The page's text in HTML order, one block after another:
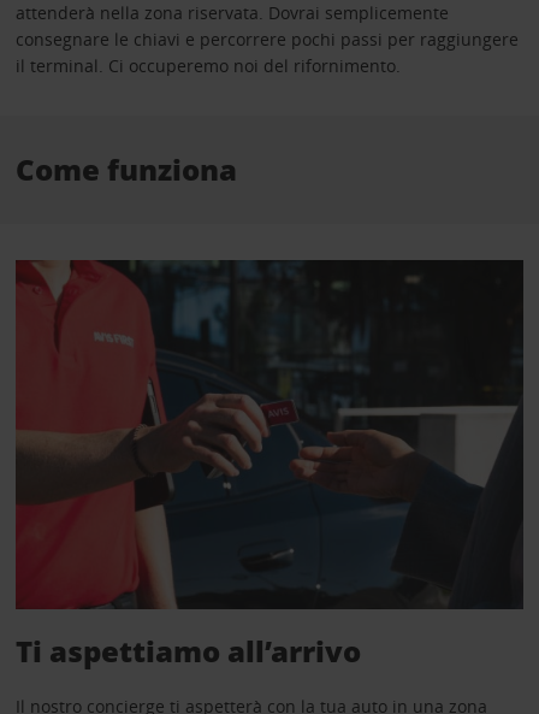
attenderà nella zona riservata. Dovrai semplicemente
consegnare le chiavi e percorrere pochi passi per raggiungere
il terminal. Ci occuperemo noi del rifornimento.
Come funziona
Ti aspettiamo all’arrivo
Il nostro concierge ti aspetterà con la tua auto in una zona